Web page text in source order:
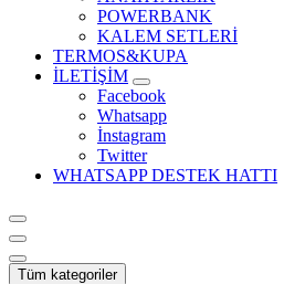
POWERBANK
KALEM SETLERİ
TERMOS&KUPA
İLETİŞİM
Facebook
Whatsapp
İnstagram
Twitter
WHATSAPP DESTEK HATTI
Tüm kategoriler